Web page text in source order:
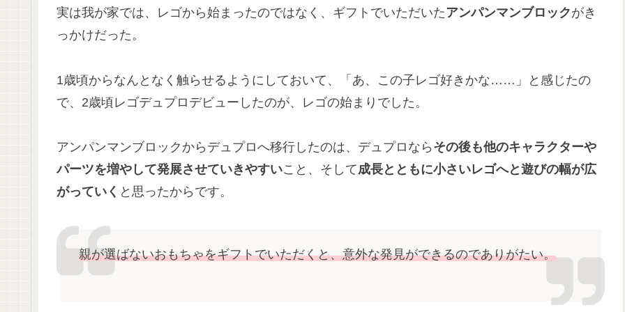
実は我が家では、レゴから始まったのではなく、ギフトでいただいたアンパンマンブロックがき
っかけだった。
1歳頃からなんとなく触らせるようにしておいて、「あ、この子レゴ好きかな……」と感じたの
で、2歳頃レゴデュプロデビューしたのが、レゴの始まりでした。
アンパンマンブロックからデュプロへ移行したのは、デュプロなら その後も他のキャラクターや
パーツを増やして発展させていきやすいこと、そして成長とともに小さいレゴへと遊びの幅が広
がっていく と思ったからです。
親が選ばないおもちゃをギフトでいただくと、意外な発見ができるのでありがたい。